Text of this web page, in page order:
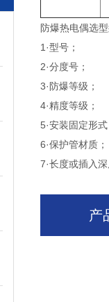
防爆热电偶选
1·型号；
2·分度号；
3·防爆等级；
4·精度等级；
5·安装固定形
6·保护管材质；
7·长度或插入
产